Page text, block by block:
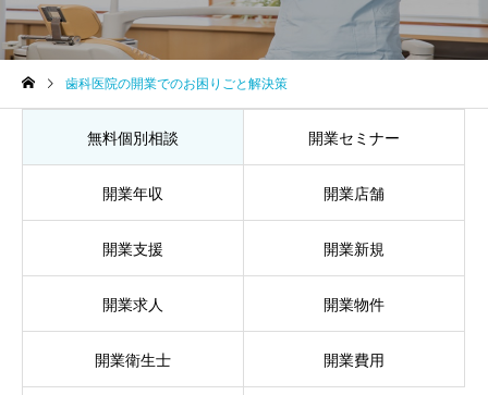
歯科医院
歯科医院の税理士相談｜相
談前に準備すること をわか
りやすく解説
歯科医院
歯科医院の決算相談｜
士へ依頼するタイミン
やさしく解説
歯科医院の開業でのお困りごと解決策
無料個別相談 開業セミナー
開業年収 開業店舗
開業支援 開業新規
開業求人 開業物件
開業衛生士 開業費用